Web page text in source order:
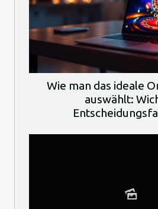
Wie man das ideale
auswählt: